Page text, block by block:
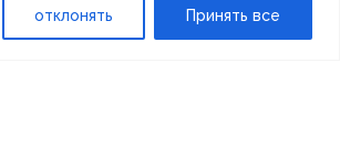
отклонять Принять все